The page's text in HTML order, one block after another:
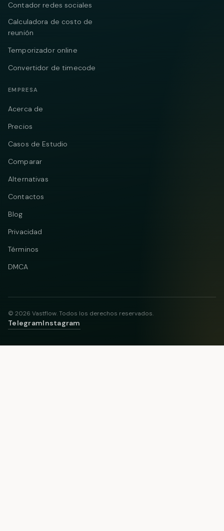
Contador redes sociales
Calculadora de costo de
reunión
Temporizador online
Convertidor de timecode
EMPRESA
Acerca de
Precios
Casos de Estudio
Comparar
Alternativas
Contactos
Blog
Privacidad
Términos
DMCA
© 2026 Vastflow. Todos los derechos reservados.
TelegramInstagram